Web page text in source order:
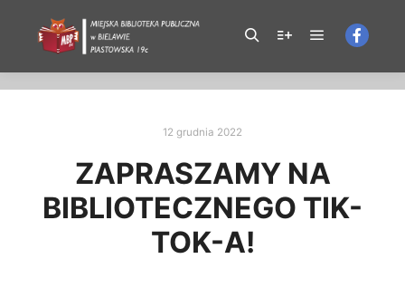
12 grudnia 2022
ZAPRASZAMY NA
BIBLIOTECZNEGO TIK-
TOK-A!